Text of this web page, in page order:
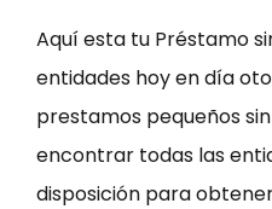
Aquí esta tu Préstamo
entidades hoy en día
prestamos pequeños
encontrar todas las
disposición para